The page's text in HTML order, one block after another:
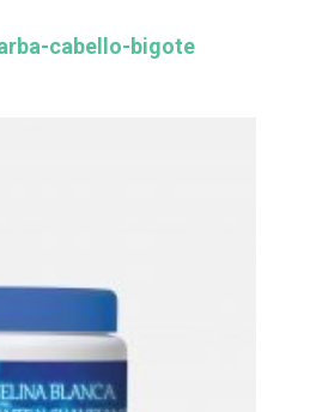
cabello-bigote